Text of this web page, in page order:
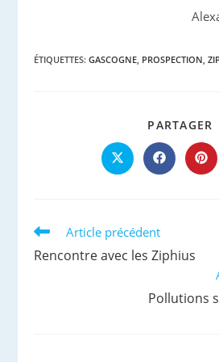
ÉTIQUETTES:GASCOGNE PROSPECTION
PARTAGER
Ouvrir
dans
Ouvrir
dans dans
Read
articles
Article précédent
Rencontre avec les Ziphius
Pollutions